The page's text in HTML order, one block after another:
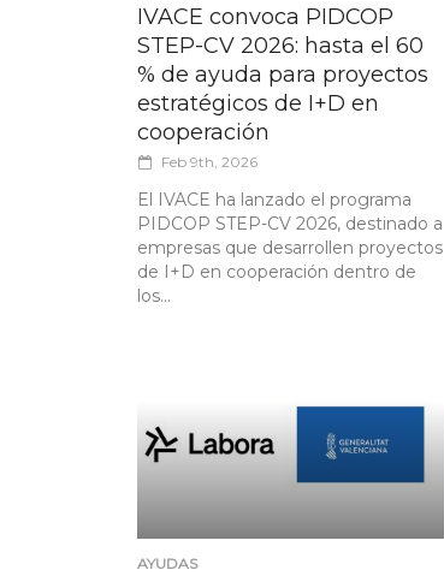
IVACE convoca PIDCOP
STEP-CV 2026: hasta el 60
% de ayuda para proyectos
estratégicos de I+D en
cooperación
Feb 9th, 2026
El IVACE ha lanzado el programa
PIDCOP STEP-CV 2026, destinado a
empresas que desarrollen proyectos
de I+D en cooperación dentro de
los...
AYUDAS